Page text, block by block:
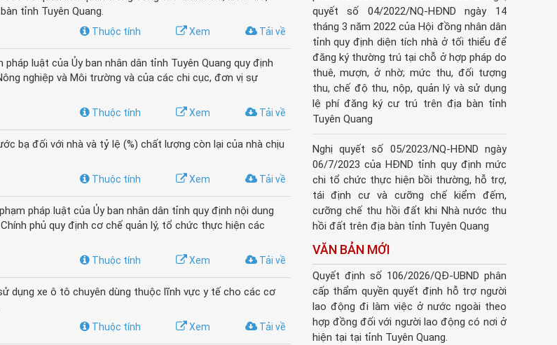
tỉnh Tuyên Quang.
Tải về
Xem
Thuộc tính
luật của Ủy ban nhân dân tỉnh Tuyên Quang quy định
nghiệp và Môi trường và của các chi cục, đơn vị sự
Tải về
Xem
Thuộc tính
bạ đối với nhà và tỷ lệ (%) chất lượng còn lại của nhà chịu
Tải về
Xem
Thuộc tính
pháp luật của Ủy ban nhân dân tỉnh quy định nội dung
phủ quy định cơ chế quản lý, tổ chức thực hiện các
Tải về
Xem
Thuộc tính
dụng xe ô tô chuyên dùng thuộc lĩnh vực y tế cho các cơ
Tải về
Xem
Thuộc tính
quyết số 04/2022/NQ-HĐND ngày 14
tháng 3 năm 2022 của Hội đồng nhân dân
tỉnh quy định diện tích nhà ở tối thiểu để
đăng ký thường trú tại chỗ ở hợp pháp do
thuê, mượn, ở nhờ; mức thu, đối tượng
thu, chế độ thu, nộp, quản lý và sử dụng
lệ phí đăng ký cư trú trên địa bàn tỉnh
Tuyên Quang
Nghị quyết số 05/2023/NQ-HĐND ngày
06/7/2023 của HĐND tỉnh quy định mức
chi tổ chức thực hiện bồi thường, hỗ trợ,
tái định cư và cưỡng chế kiểm đếm,
cưỡng chế thu hồi đất khi Nhà nước thu
hồi đất trên địa bàn tỉnh Tuyên Quang
VĂN BẢN MỚI
Quyết định số 106/2026/QĐ-UBND phân
cấp thẩm quyền quyết định hỗ trợ người
lao động đi làm việc ở nước ngoài theo
hợp đồng đối với người lao động có nơi ở
hiện tại tại tỉnh Tuyên Quang.